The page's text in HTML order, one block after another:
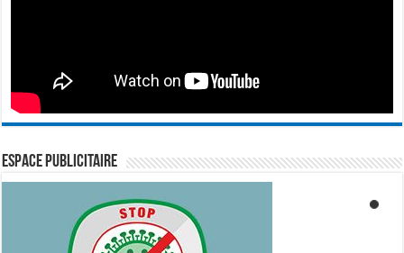
ESPACE PUBLICITAIRE